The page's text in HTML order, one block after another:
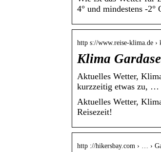
4° und mindestens -2°
http s://www.reise-klima.de ›
Klima
Aktuelles Wetter,
kurzzeitig etwas zu, …
Aktuelles Wetter,
Reisezeit!
http ://hikersbay.com › … ›